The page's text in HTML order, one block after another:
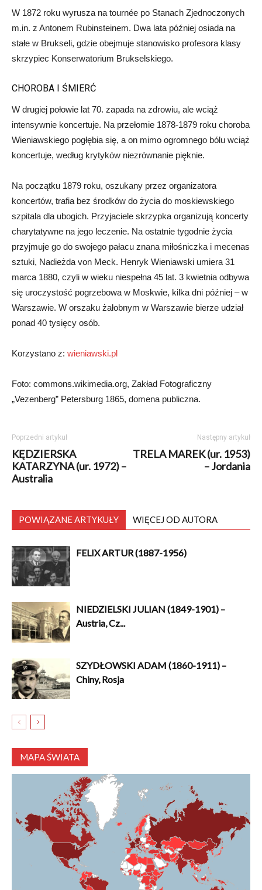
W 1872 roku wyrusza na tournée po Stanach Zjednoczonych
m.in. z Antonem Rubinsteinem. Dwa lata później osiada na
stałe w Brukseli, gdzie obejmuje stanowisko profesora klasy
skrzypiec Konserwatorium Brukselskiego.
CHOROBA I ŚMIERĆ
W drugiej połowie lat 70. zapada na zdrowiu, ale wciąż
intensywnie koncertuje. Na przełomie 1878-1879 roku choroba
Wieniawskiego pogłębia się, a on mimo ogromnego bólu wciąż
koncertuje, według krytyków niezrównanie pięknie.
Na początku 1879 roku, oszukany przez organizatora
koncertów, trafia bez środków do życia do moskiewskiego
szpitala dla ubogich. Przyjaciele skrzypka organizują koncerty
charytatywne na jego leczenie. Na ostatnie tygodnie życia
przyjmuje go do swojego pałacu znana miłośniczka i mecenas
sztuki, Nadieżda von Meck. Henryk Wieniawski umiera 31
marca 1880, czyli w wieku niespełna 45 lat. 3 kwietnia odbywa
się uroczystość pogrzebowa w Moskwie, kilka dni później – w
Warszawie. W orszaku żałobnym w Warszawie bierze udział
ponad 40 tysięcy osób.
Korzystano z: wieniawski.pl
Foto: commons.wikimedia.org, Zakład Fotograficzny
„Vezenberg” Petersburg 1865, domena publiczna.
Poprzedni artykuł
KĘDZIERSKA
KATARZYNA (ur. 1972) –
Australia
Następny artykuł
TRELA MAREK (ur. 1953)
– Jordania
POWIĄZANE ARTYKUŁY WIĘCEJ OD AUTORA
FELIX ARTUR (1887-1956)
NIEDZIELSKI JULIAN (1849-1901) –
Austria, Cz...
SZYDŁOWSKI ADAM (1860-1911) –
Chiny, Rosja
MAPA ŚWIATA